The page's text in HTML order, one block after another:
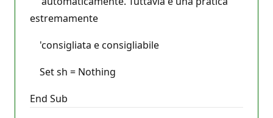
estremamente
'consigliata e consigliabile
Set sh = Nothing
End Sub